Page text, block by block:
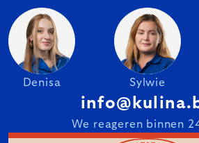
Denisa Sylwie
We reageren binnen